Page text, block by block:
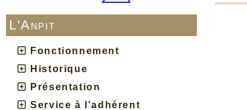
L'Anpit
Fonctionnement
Historique
Présentation
Service à l'adhérent